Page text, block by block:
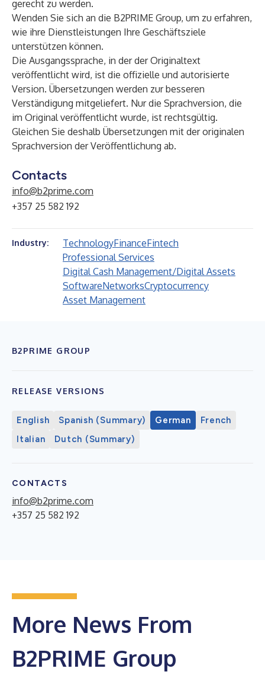
gerecht zu werden.
Wenden Sie sich an die B2PRIME Group, um zu erfahren,
wie ihre Dienstleistungen Ihre Geschäftsziele
unterstützen können.
Die Ausgangssprache, in der der Originaltext
veröffentlicht wird, ist die offizielle und autorisierte
Version. Übersetzungen werden zur besseren
Verständigung mitgeliefert. Nur die Sprachversion, die
im Original veröffentlicht wurde, ist rechtsgültig.
Gleichen Sie deshalb Übersetzungen mit der originalen
Sprachversion der Veröffentlichung ab.
Contacts
info@b2prime.com
+357 25 582 192
Industry: TechnologyFinanceFintech
Professional Services
Digital Cash Management/Digital Assets
SoftwareNetworksCryptocurrency
Asset Management
B2PRIME GROUP
RELEASE VERSIONS
English Spanish (Summary) German
French
Italian
Dutch (Summary)
CONTACTS
info@b2prime.com
+357 25 582 192
More News From
B2PRIME Group